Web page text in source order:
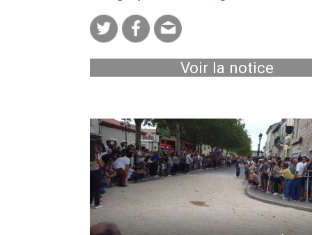
Voir la notice